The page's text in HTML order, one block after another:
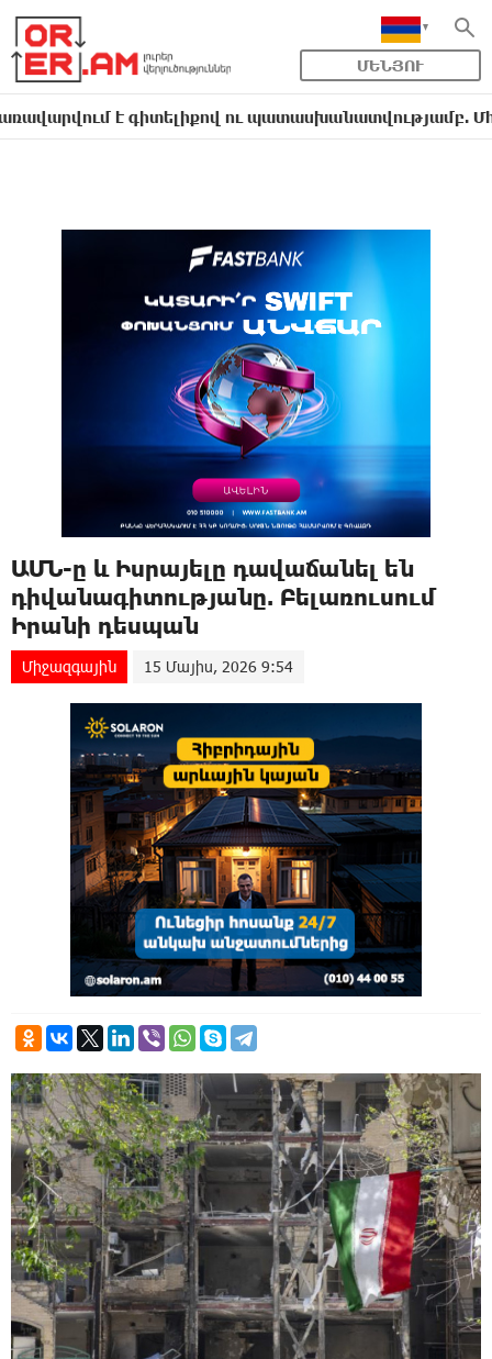
ՄԵՆՅՈՒ
է գիտելիքով ու պատասխանատվությամբ. Մհեր
ԱՄՆ-ը և Իսրայելը դավաճանել են
դիվանագիտությանը. Բելառուսում
Իրանի դեսպան
Միջազգային 15 Մայիս, 2026 9:54